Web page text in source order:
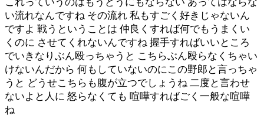
い流れなんですね その流れ 私もすごく好きじゃないん
ですよ 戦うということは 仲良くすれば何でもうまくい
くのに させてくれないんですね 握手すればいいところ
でいきなりぶん殴っちゃうと こちらぶん殴らなくちゃい
けないんだから 何もしていないのにこの野郎と言っちゃ
うと どうせこちらも腹が立つでしょうね 二度と言わせ
ないよと人に 怒らなくても 喧嘩すればごく一般な喧嘩
ね